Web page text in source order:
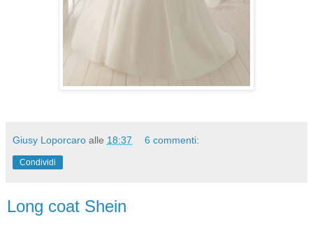
Giusy Loporcaro alle 18:37 6 commenti:
Condividi
Long coat Shein